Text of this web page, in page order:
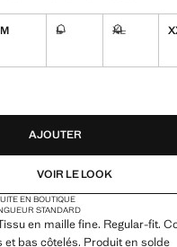
M L XL
AJOUTER
VOIR LE LOOK
EN BOUTIQUE
STANDARD
en maille fine. Regular-fit.
et bas côtelés. Produit en solde